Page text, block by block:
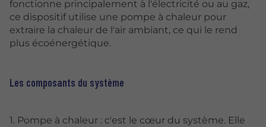
fonctionne principalement à l'électricité ou au gaz,
ce dispositif utilise une pompe à chaleur pour
extraire la chaleur de l'air ambiant, ce qui le rend
plus écoénergétique.
Les composants du système
1. Pompe à chaleur : c'est le cœur du système. Elle